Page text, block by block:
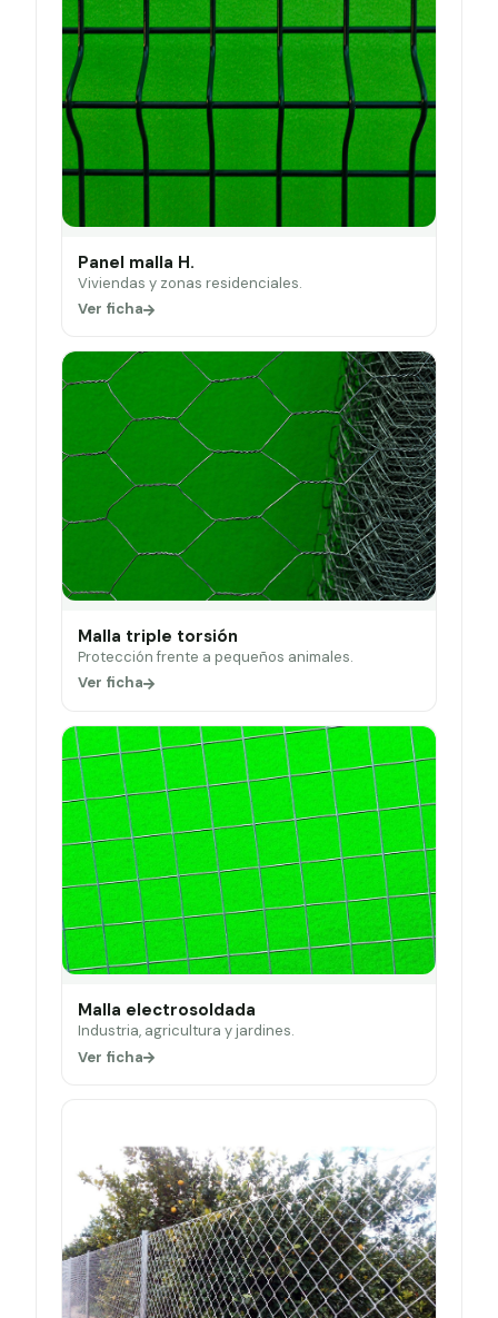
Panel malla H.
Viviendas y zonas residenciales.
Ver ficha
Malla triple torsión
Protección frente a pequeños animales.
Ver ficha
Malla electrosoldada
Industria, agricultura y jardines.
Ver ficha